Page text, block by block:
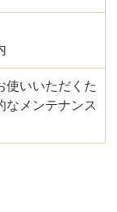
使いいただくた
なメンテナンス